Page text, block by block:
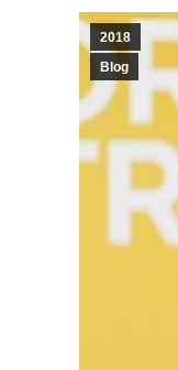
2018
Blog